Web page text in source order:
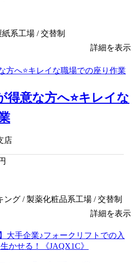
系工場 / 交替制
詳細を表示
得意な方へ⭐キレイな
店
ング / 製薬化粧品系工場 / 交替制
詳細を表示